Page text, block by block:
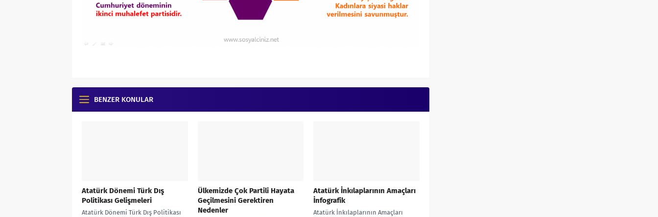
BENZER KONULAR
Atatürk Dönemi Türk Dış
Politikası Gelişmeleri
Atatürk Dönemi Türk Dış Politikası
Ülkemizde Çok Partili Hayata
Geçilmesini Gerektiren
Nedenler
Atatürk İnkılaplarının Amaçları
İnfografik
Atatürk İnkılaplarının Amaçları